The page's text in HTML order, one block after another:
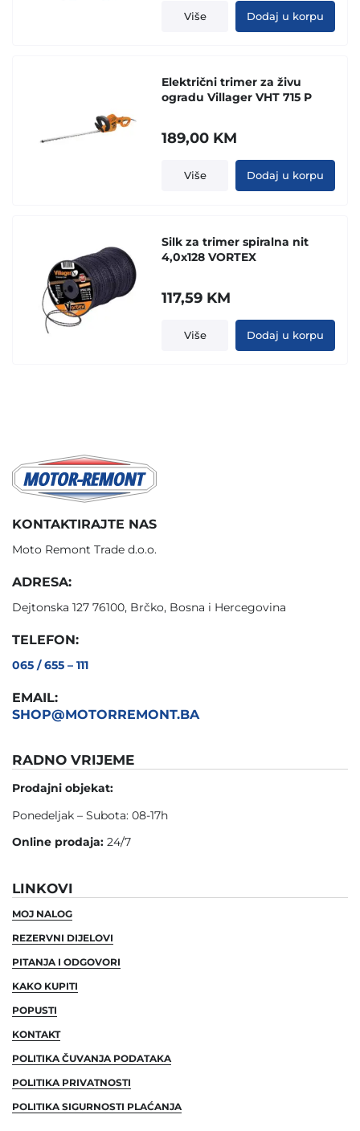
Više Dodaj u korpu
Električni trimer za živu
ogradu Villager VHT 715 P
189,00 KM
Više Dodaj u korpu
Silk za trimer spiralna nit
4,0x128 VORTEX
117,59 KM
Više Dodaj u korpu
KONTAKTIRAJTE NAS
Moto Remont Trade d.o.o.
ADRESA:
Dejtonska 127 76100, Brčko, Bosna i Hercegovina
TELEFON:
065 / 655 – 111
EMAIL:
SHOP@MOTORREMONT.BA
RADNO VRIJEME
Prodajni objekat:
Ponedeljak – Subota: 08-17h
Online prodaja: 24/7
LINKOVI
MOJ NALOG
REZERVNI DIJELOVI
PITANJA I ODGOVORI
KAKO KUPITI
POPUSTI
KONTAKT
POLITIKA ČUVANJA PODATAKA
POLITIKA PRIVATNOSTI
POLITIKA SIGURNOSTI PLAĆANJA